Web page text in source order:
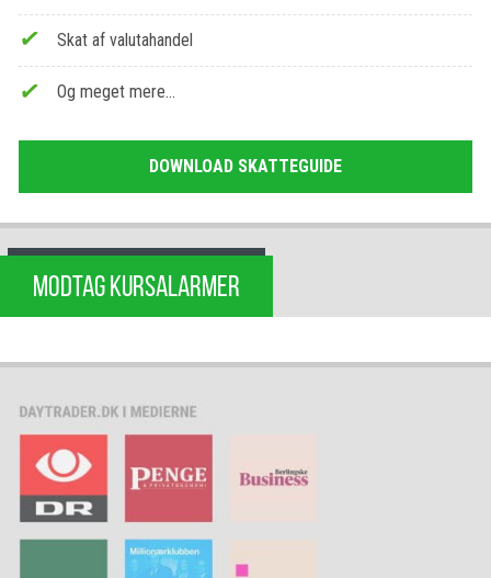
Skat af valutahandel
Og meget mere…
DOWNLOAD SKATTEGUIDE
MODTAG KURSALARMER